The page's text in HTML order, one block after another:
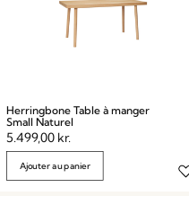
Herringbone Table à manger
Small Naturel
5.499,00 kr.
Ajouter au panier